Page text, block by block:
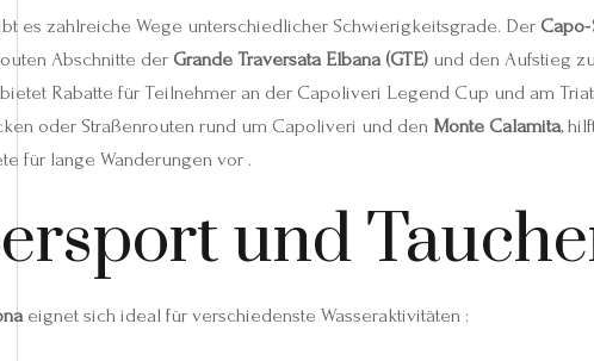
es zahlreiche Wege unterschiedlicher Schwierigkeitsgrade. Der
Abschnitte der Grande Traversata Elbana (GTE) und den Aufstieg
Rabatte für Teilnehmer an der Capoliveri Legend Cup und am
oder Straßenrouten rund um Capoliveri und den Monte Calamita,
für lange Wanderungen vor .
und
eignet sich ideal für verschiedenste Wasseraktivitäten :